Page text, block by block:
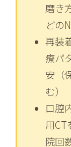
磨き
どの
再装
療パ
安（
む）
口腔
用CT
院回